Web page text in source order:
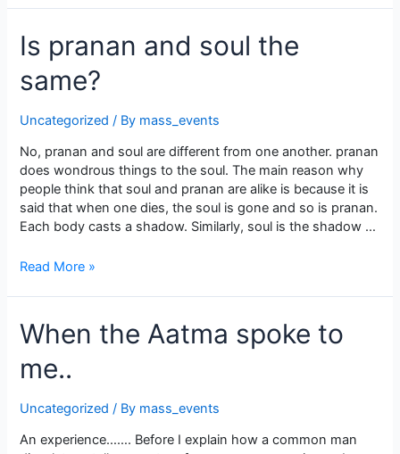
ഉണ്ട്
.Is pranan and soul the
same?
Uncategorized / By mass_events
No, pranan and soul are different from one another. pranan
does wondrous things to the soul. The main reason why
people think that soul and pranan are alike is because it is
said that when one dies, the soul is gone and so is pranan.
Each body casts a shadow. Similarly, soul is the shadow …
Is
soul
the
same?
Read More »
When the Aatma spoke to
me..
Uncategorized / By mass_events
An experience……. Before I explain how a common man